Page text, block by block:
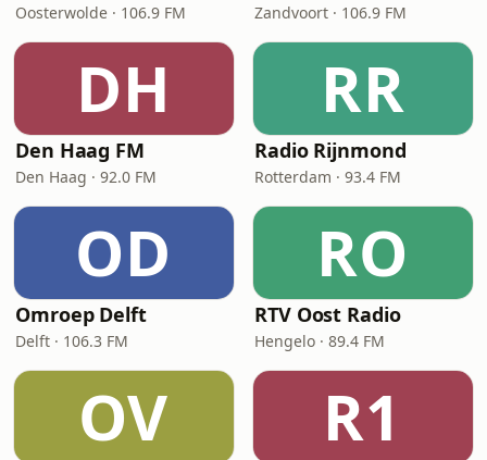
Oosterwolde · 106.9 FM Zandvoort · 106.9 FM
DH
Den Haag FM
Den Haag · 92.0 FM
RR
Radio Rijnmond
Rotterdam · 93.4 FM
OD
Omroep Delft
Delft · 106.3 FM
RO
RTV Oost Radio
Hengelo · 89.4 FM
OV R1